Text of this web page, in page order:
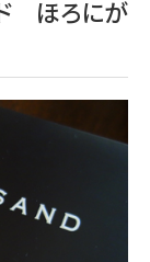
ほろにが